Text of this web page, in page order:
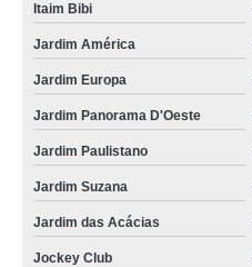
Itaim Bibi
Jardim América
Jardim Europa
Jardim Panorama D'Oeste
Jardim Paulistano
Jardim Suzana
Jardim das Acácias
Jockey Club